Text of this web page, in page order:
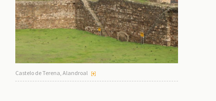
Castelo de Terena, Alandroal